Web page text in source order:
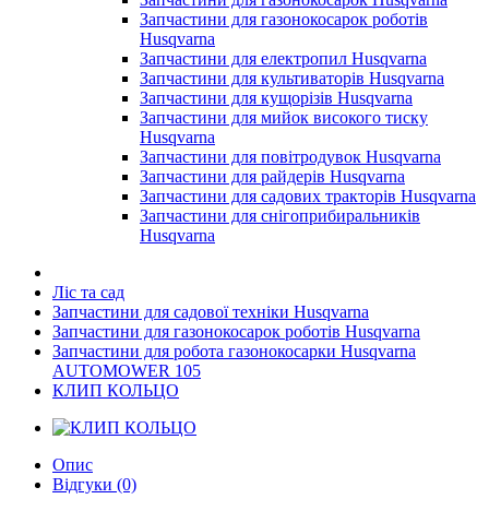
Запчастини для газонокосарок роботів
Husqvarna
Запчастини для електропил Husqvarna
Запчастини для культиваторів Husqvarna
Запчастини для кущорізів Husqvarna
Запчастини для мийок високого тиску
Husqvarna
Запчастини для повітродувок Husqvarna
Запчастини для райдерів Husqvarna
Запчастини для садових тракторів Husqvarna
Запчастини для снігоприбиральників
Husqvarna
Ліс та сад
Запчастини для садової техніки Husqvarna
Запчастини для газонокосарок роботів Husqvarna
Запчастини для робота газонокосарки Husqvarna
AUTOMOWER 105
КЛИП КОЛЬЦО
Опис
Відгуки (0)